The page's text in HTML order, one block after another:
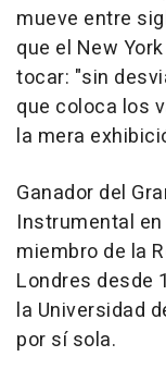
mueve entre
que el New
tocar: "sin
que coloca los
la mera
Ganador del
Instrumental
miembro de la
Londres desde
la Universidad
por sí sola.